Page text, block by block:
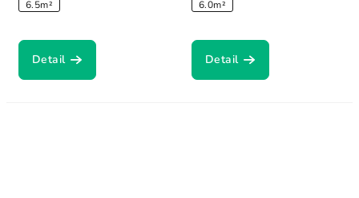
6.5m²
Detail
6.0m²
Detail